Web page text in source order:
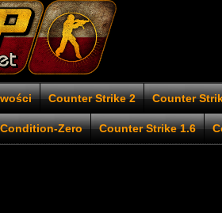
Counter Strike 2 Counter
Zero Counter Strike 1.6